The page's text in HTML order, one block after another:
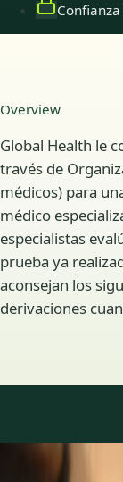
Overview
Global Health le
través de
médicos) para
médico
especialistas
prueba ya
aconsejan los
derivaciones
Áreas de